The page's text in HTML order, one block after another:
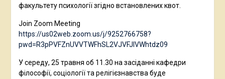
факультету психології згідно встановлених квот.
Join Zoom Meeting
https://us02web.zoom.us/j/9252766758?
pwd=R3pPVFZnUVVTWFhSL2VJVFJlVWhtdz09
У середу, 25 травня об 11.30 на засіданні кафедри
філософії, соціології та релігієзнавства буде